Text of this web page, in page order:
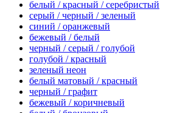
белый / красный / серебристый
серый / черный / зеленый
синий / оранжевый
бежевый / белый
черный / серый / голубой
голубой / красный
зеленый неон
белый матовый / красный
черный / графит
бежевый / коричневый